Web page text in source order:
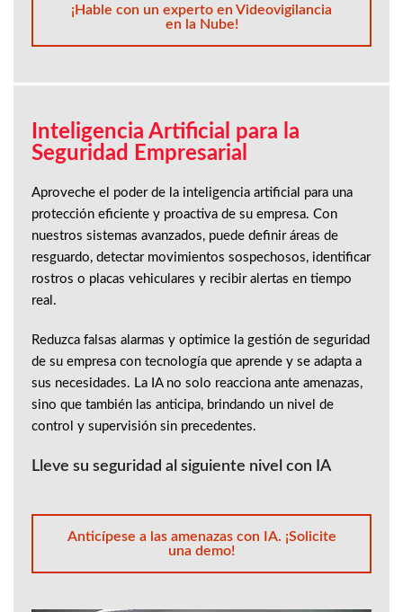
¡Hable con un experto en Videovigilancia
en la Nube!
Inteligencia Artificial para la
Seguridad Empresarial
Aproveche el poder de la inteligencia artificial para una
protección eficiente y proactiva de su empresa. Con
nuestros sistemas avanzados, puede definir áreas de
resguardo, detectar movimientos sospechosos, identificar
rostros o placas vehiculares y recibir alertas en tiempo
real.
Reduzca falsas alarmas y optimice la gestión de seguridad
de su empresa con tecnología que aprende y se adapta a
sus necesidades. La IA no solo reacciona ante amenazas,
sino que también las anticipa, brindando un nivel de
control y supervisión sin precedentes.
Lleve su seguridad al siguiente nivel con IA
Anticípese a las amenazas con IA. ¡Solicite
una demo!